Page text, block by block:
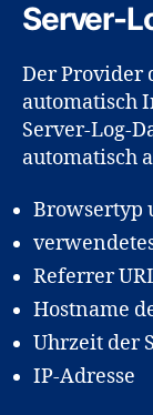
Server-
Der Provider
automatisch
Server-Log-
automatisch
Browsertyp
Referrer
Hostname
Uhrzeit der
IP-Adresse